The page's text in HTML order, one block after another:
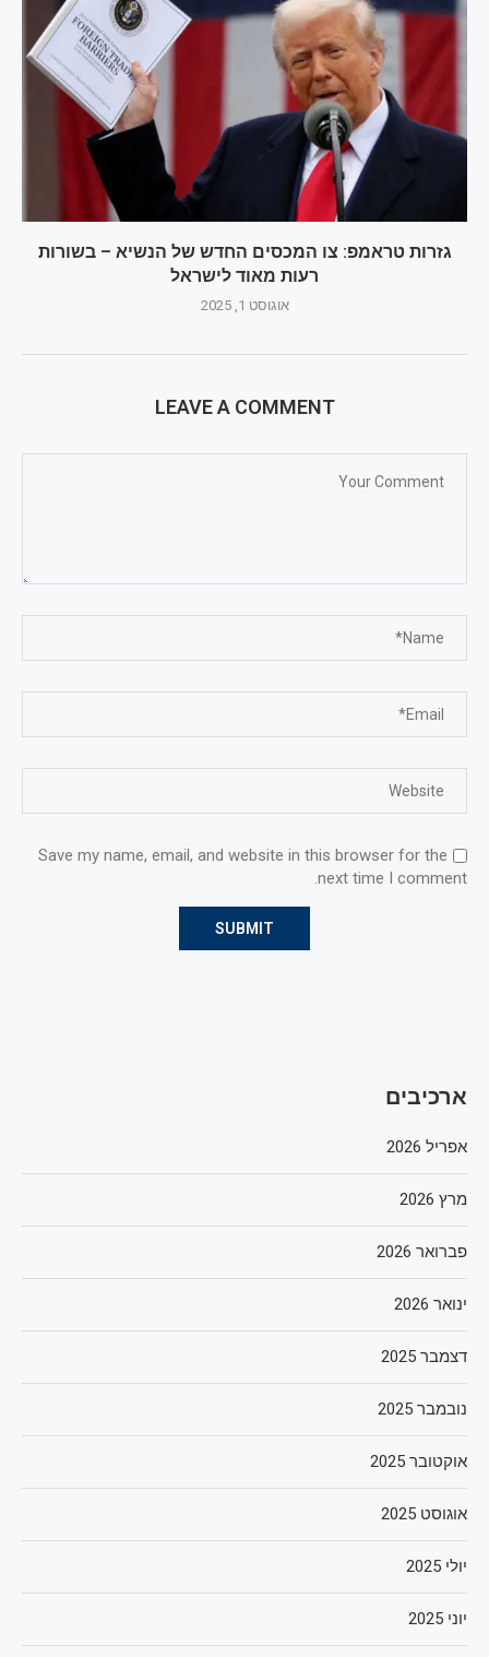
גזרות טראמפ: צו המכסים החדש של הנשיא – בשורות
רעות מאוד לישראל
אוגוסט 1, 2025
LEAVE A COMMENT
Save my name, email, and website in this browser for the
next time I comment.
ארכיבים
אפריל 2026
מרץ 2026
פברואר 2026
ינואר 2026
דצמבר 2025
נובמבר 2025
אוקטובר 2025
אוגוסט 2025
יולי 2025
יוני 2025